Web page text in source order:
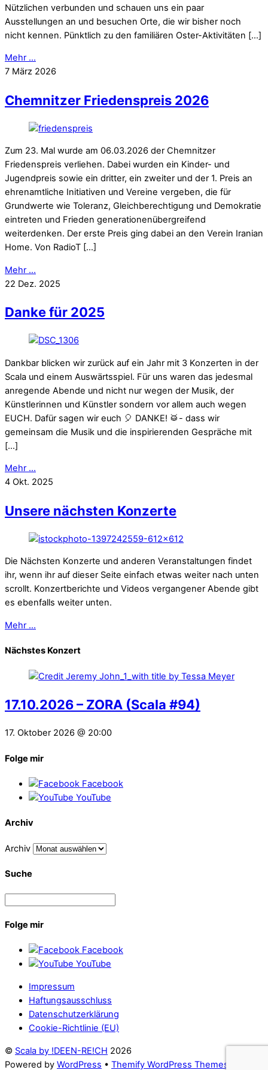
Nützlichen verbunden und schauen uns ein paar
Ausstellungen an und besuchen Orte, die wir bisher noch
nicht kennen. Pünktlich zu den familiären Oster-Aktivitäten […]
Mehr ...
7 März 2026
Chemnitzer Friedenspreis 2026
Zum 23. Mal wurde am 06.03.2026 der Chemnitzer
Friedenspreis verliehen. Dabei wurden ein Kinder- und
Jugendpreis sowie ein dritter, ein zweiter und der 1. Preis an
ehrenamtliche Initiativen und Vereine vergeben, die für
Grundwerte wie Toleranz, Gleichberechtigung und Demokratie
eintreten und Frieden generationenübergreifend
weiterdenken. Der erste Preis ging dabei an den Verein Iranian
Home. Von RadioT […]
Mehr ...
22 Dez. 2025
Danke für 2025
Dankbar blicken wir zurück auf ein Jahr mit 3 Konzerten in der
Scala und einem Auswärtsspiel. Für uns waren das jedesmal
anregende Abende und nicht nur wegen der Musik, der
Künstlerinnen und Künstler sondern vor allem auch wegen
EUCH. Dafür sagen wir euch 🎈 DANKE! 🥁- dass wir
gemeinsam die Musik und die inspirierenden Gespräche mit
[…]
Mehr ...
4 Okt. 2025
Unsere nächsten Konzerte
Die Nächsten Konzerte und anderen Veranstaltungen findet
ihr, wenn ihr auf dieser Seite einfach etwas weiter nach unten
scrollt. Konzertberichte und Videos vergangener Abende gibt
es ebenfalls weiter unten.
Mehr ...
Nächstes Konzert
17.10.2026 – ZORA (Scala #94)
17. Oktober 2026 @ 20:00
Folge mir
Facebook
YouTube
Archiv
Archiv
Suche
Folge mir
Facebook
YouTube
Impressum
Haftungsausschluss
Datenschutz­erklärung
Cookie-Richtlinie (EU)
© Scala by !DEEN-RE!CH 2026
Powered by WordPress • Themify WordPress Themes